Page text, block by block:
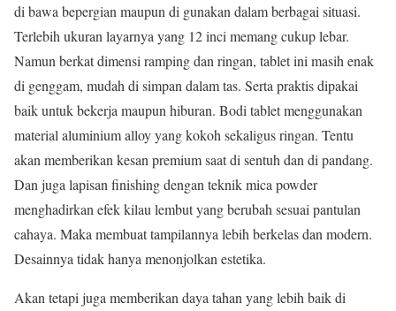
di bawa bepergian maupun di gunakan dalam berbagai situasi.
Terlebih ukuran layarnya yang 12 inci memang cukup lebar.
Namun berkat dimensi ramping dan ringan, tablet ini masih enak
di genggam, mudah di simpan dalam tas. Serta praktis dipakai
baik untuk bekerja maupun hiburan. Bodi tablet menggunakan
material aluminium alloy yang kokoh sekaligus ringan. Tentu
akan memberikan kesan premium saat di sentuh dan di pandang.
Dan juga lapisan finishing dengan teknik mica powder
menghadirkan efek kilau lembut yang berubah sesuai pantulan
cahaya. Maka membuat tampilannya lebih berkelas dan modern.
Desainnya tidak hanya menonjolkan estetika.
Akan tetapi juga memberikan daya tahan yang lebih baik di